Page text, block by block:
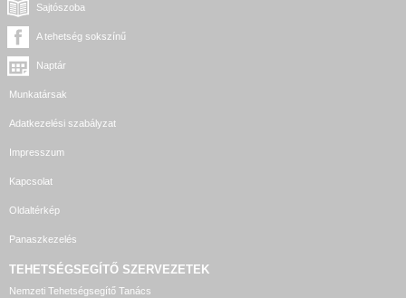
Sajtószoba
A tehetség sokszínű
Naptár
Munkatársak
Adatkezelési szabályzat
Impresszum
Kapcsolat
Oldaltérkép
Panaszkezelés
TEHETSÉGSEGÍTŐ SZERVEZETEK
Nemzeti Tehetségsegítő Tanács